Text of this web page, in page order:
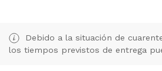
Debido a la situación de
los tiempos previstos de entrega